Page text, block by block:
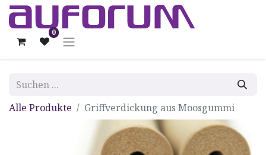
0
Alle Produkte Griffverdickung aus Moosgummi